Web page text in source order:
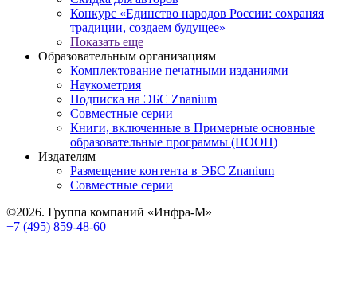
Конкурс «Единство народов России: сохраняя
традиции, создаем будущее»
Показать еще
Образовательным организациям
Комплектование печатными изданиями
Наукометрия
Подписка на ЭБС Znanium
Совместные серии
Книги, включенные в Примерные основные
образовательные программы (ПООП)
Издателям
Размещение контента в ЭБС Znanium
Совместные серии
©2026. Группа компаний «Инфра-М»
+7 (495) 859-48-60